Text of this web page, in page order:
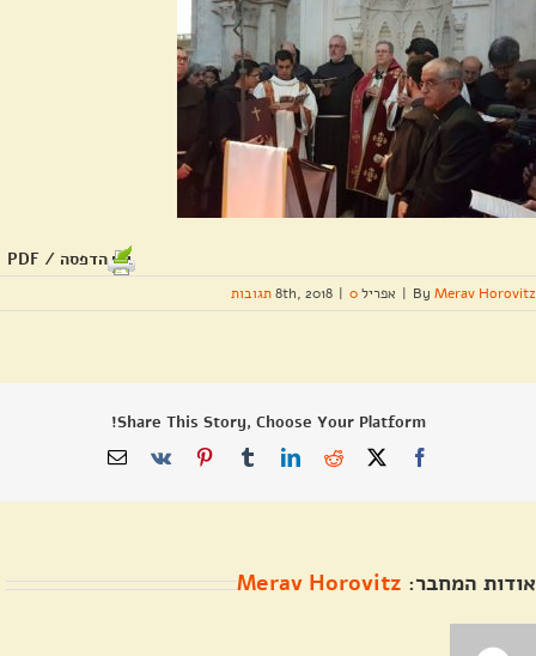
הדפסה / PDF
By Merav Horovitz
| אפריל 8th, 2018 | 0 תגובות
Share This Story, Choose Your Platform!
Facebook
X
Reddit
LinkedIn
Tumblr
Pinterest
Vk
כתובת
אודות המחבר: Merav Horovitz